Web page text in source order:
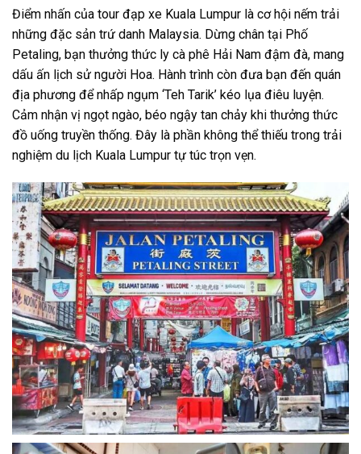
Điểm nhấn của tour đạp xe Kuala Lumpur là cơ hội nếm trải
những đặc sản trứ danh Malaysia. Dừng chân tại Phố
Petaling, bạn thưởng thức ly cà phê Hải Nam đậm đà, mang
dấu ấn lịch sử người Hoa. Hành trình còn đưa bạn đến quán
địa phương để nhấp ngụm ‘Teh Tarik’ kéo lụa điêu luyện.
Cảm nhận vị ngọt ngào, béo ngậy tan chảy khi thưởng thức
đồ uống truyền thống. Đây là phần không thể thiếu trong trải
nghiệm du lịch Kuala Lumpur tự túc trọn vẹn.